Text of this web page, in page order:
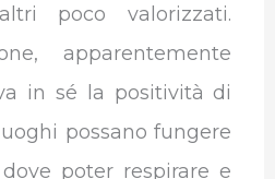
poco valorizzati.
apparentemente
in sé la positività di
possano fungere
poter respirare e